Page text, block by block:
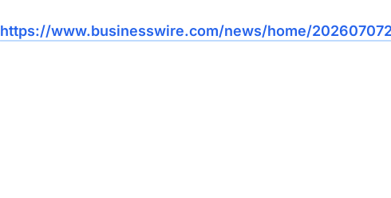
https://www.businesswire.com/news/home/